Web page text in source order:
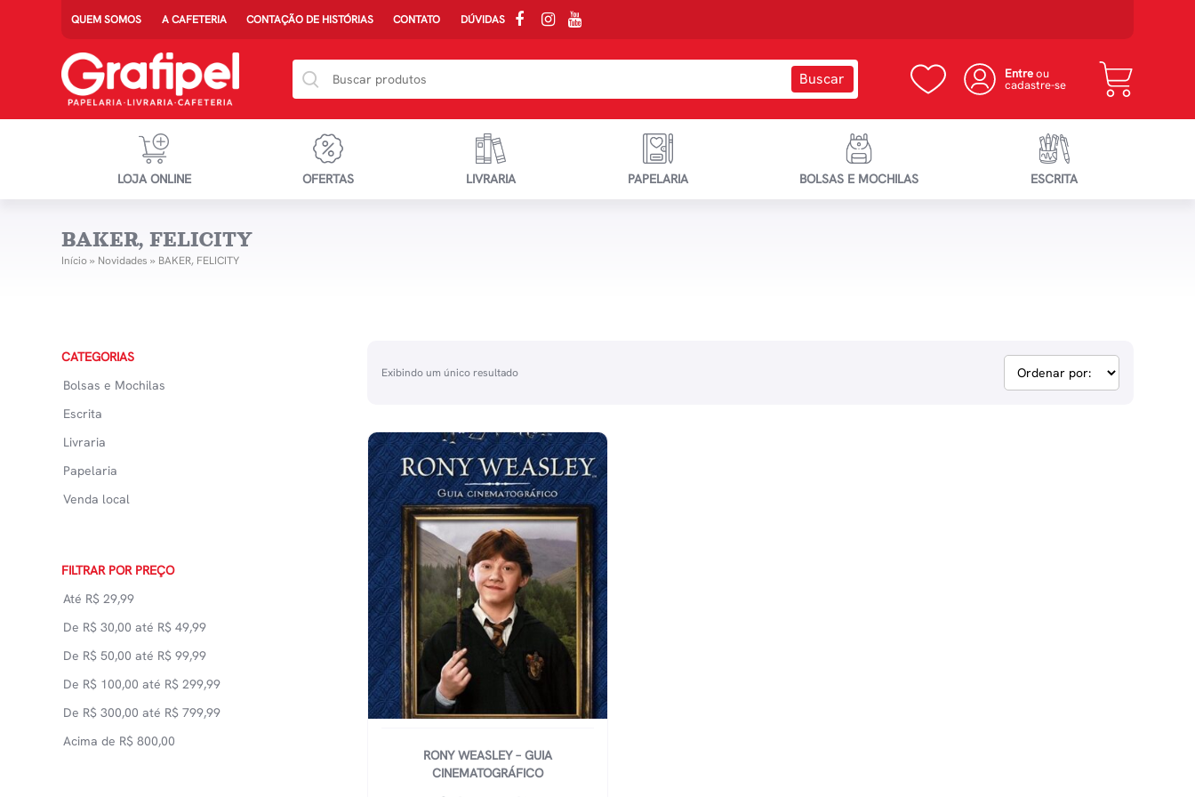
QUEM SOMOS A CAFETERIA CONTAÇÃO DE HISTÓRIAS CONTATO DÚVIDAS
Entreou
cadastre-se
LOJA ONLINE OFERTAS LIVRARIA PAPELARIA BOLSAS E MOCHILAS ESCRITA
BAKER, FELICITY
Início» Novidades » BAKER, FELICITY
CATEGORIAS
Bolsas e Mochilas
Escrita
Livraria
Papelaria
Venda local
FILTRAR POR PREÇO
Até R$ 29,99
De R$ 30,00 até R$ 49,99
De R$ 50,00 até R$ 99,99
De R$ 100,00 até R$ 299,99
De R$ 300,00 até R$ 799,99
Acima de R$ 800,00
Exibindo um único resultado
RONY WEASLEY – GUIA
CINEMATOGRÁFICO